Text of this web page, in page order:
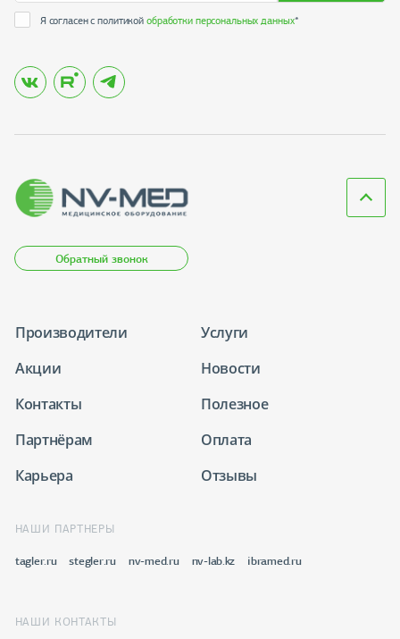
Я согласен с политикойобработки персональных данных*
Обратный звонок
Производители
Услуги
Акции
Новости
Контакты
Полезное
Партнёрам
Оплата
Карьера
Отзывы
НАШИ ПАРТНЕРЫ
tagler.ru stegler.ru nv-med.ru nv-lab.kz ibramed.ru
НАШИ КОНТАКТЫ